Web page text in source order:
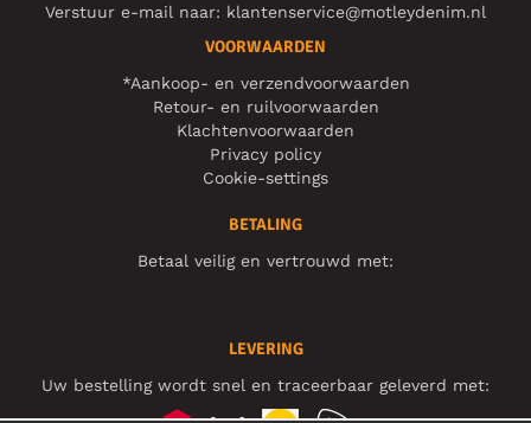
Verstuur e-mail naar: klantenservice@motleydenim.nl
VOORWAARDEN
*Aankoop- en verzendvoorwaarden
Retour- en ruilvoorwaarden
Klachtenvoorwaarden
Privacy policy
Cookie-settings
BETALING
Betaal veilig en vertrouwd met:
LEVERING
Uw bestelling wordt snel en traceerbaar geleverd met: